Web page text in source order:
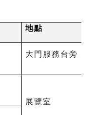
地點
大門服務台旁
展覽室